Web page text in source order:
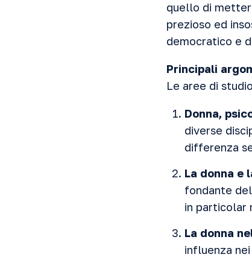
quello di
prezioso ed
democratico e
Principali
Le aree di
Donna,
diverse
differenza
La donna e
fondante
in particolar
La donna
influenza